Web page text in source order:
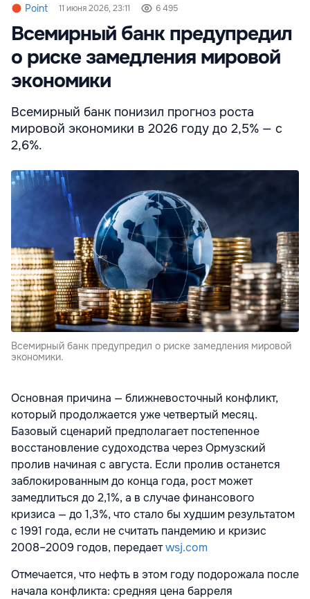
Point 11 июня 2026, 23:11 6 495
Всемирный банк предупредил
о риске замедления мировой
экономики
Всемирный банк понизил прогноз роста
мировой экономики в 2026 году до 2,5% — с
2,6%.
Всемирный банк предупредил о риске замедления мировой
экономики.
Основная причина — ближневосточный конфликт,
который продолжается уже четвертый месяц.
Базовый сценарий предполагает постепенное
восстановление судоходства через Ормузский
пролив начиная с августа. Если пролив останется
заблокированным до конца года, рост может
замедлиться до 2,1%, а в случае финансового
кризиса — до 1,3%, что стало бы худшим результатом
с 1991 года, если не считать пандемию и кризис
2008–2009 годов, передаетwsj.com
Отмечается, что нефть в этом году подорожала после
начала конфликта: средняя цена барреля